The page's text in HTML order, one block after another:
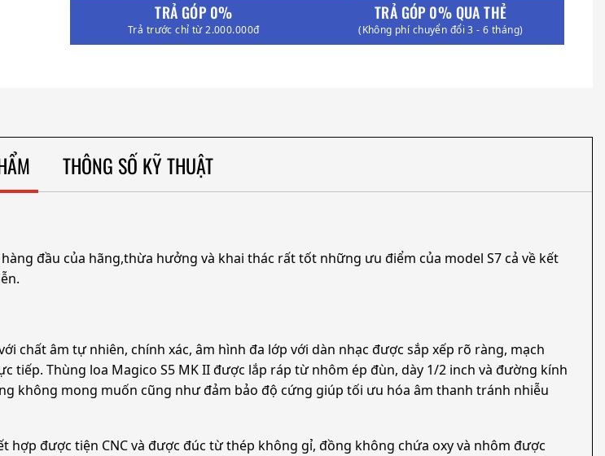
TRẢ GÓP 0%
Trả trước chỉ từ 2.000.000đ
TRẢ GÓP 0% QUA THẺ
(Không phí chuyển đổi 3 - 6 tháng)
THÔNG SỐ KỸ THUẬT
đầu của hãng,thừa hưởng và khai thác rất tốt những ưu điểm của model S7 cả về kết
chất âm tự nhiên, chính xác, âm hình đa lớp với dàn nhạc được sắp xếp rõ ràng, mạch
Thùng loa Magico S5 MK II được lắp ráp từ nhôm ép đùn, dày 1/2 inch và đường kính
không mong muốn cũng như đảm bảo độ cứng giúp tối ưu hóa âm thanh tránh nhiễu
được tiện CNC và được đúc từ thép không gỉ, đồng không chứa oxy và nhôm được